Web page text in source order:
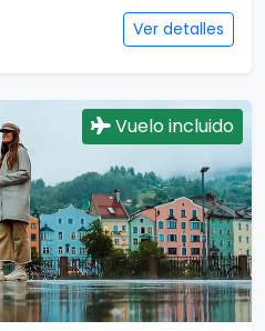
Ver detalles
Vuelo incluido